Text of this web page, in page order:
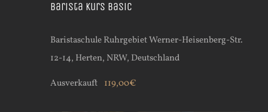
Barista Kurs Basic
Baristaschule RuhrgebietWerner-Heisenberg-Str.
12-14, Herten, NRW, Deutschland
Ausverkauft 119,00€